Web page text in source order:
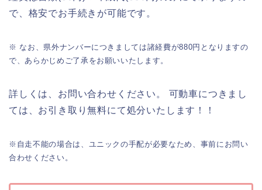
で、格安でお手続きが可能です。
※ なお、県外ナンバーにつきましては諸経費が880円となりますの
で、あらかじめご了承をお願いいたします。
詳しくは、お問い合わせください。 可動車につきまし
ては、お引き取り無料にて処分いたします！！
※自走不能の場合は、ユニックの手配が必要なため、事前にお問い
合わせください。